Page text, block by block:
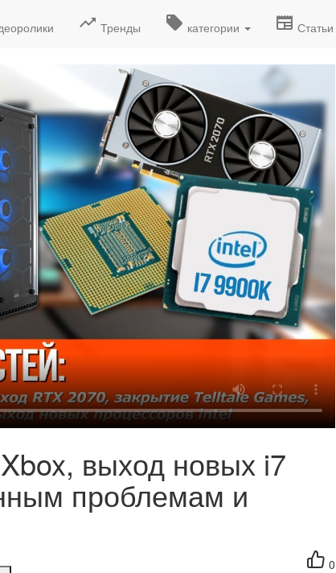
Тренды категории Статьи
выход новых i7
проблемам и
0